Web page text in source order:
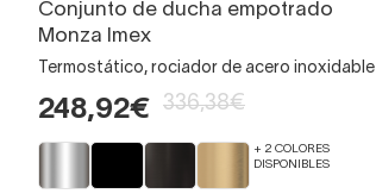
Conjunto de ducha empotrado
Monza Imex
Termostático, rociador de acero inoxidable
248,92€ 336,38€
+ 2 COLORES
DISPONIBLES